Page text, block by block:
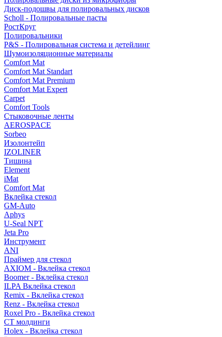
Диск-подошвы для полировальных дисков
Scholl - Полировальные пасты
РостКруг
Полировальники
P&S - Полировальная система и детейлинг
Шумоизоляционные материалы
Comfort Mat
Comfort Mat Standart
Comfort Mat Premium
Comfort Mat Expert
Carpet
Comfort Tools
Стыковочные ленты
AEROSPACE
Sorbeo
Изолонтейп
IZOLINER
Тишина
Element
iMat
Comfort Mat
Вклейка стекол
GM-Auto
Aphys
U-Seal NPT
Jeta Pro
Инструмент
ANI
Праймер для стекол
AXIOM - Вклейка стекол
Boomer - Вклейка стекол
ILPA Вклейка стекол
Remix - Вклейка стекол
Renz - Вклейка стекол
Roxel Pro - Вклейка стекол
СТ молдинги
Holex - Вклейка стекол